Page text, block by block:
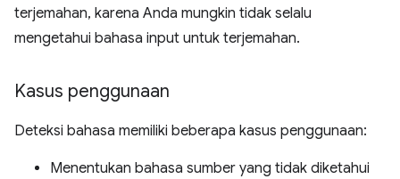
terjemahan, karena Anda mungkin tidak selalu
mengetahui bahasa input untuk terjemahan.
Kasus penggunaan
Deteksi bahasa memiliki beberapa kasus penggunaan:
Menentukan bahasa sumber yang tidak diketahui